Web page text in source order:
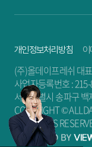
개인정보처리방침
(주)올데이프레쉬 대
사업자등록번호 :
서울특별시 송파구
COPYRIGHT ©
ALL RIGHTS